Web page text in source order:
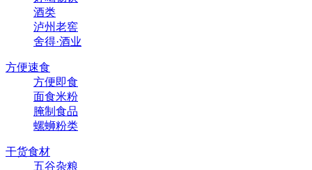
酒类
泸州老窖
舍得·酒业
方便速食
方便即食
面食米粉
腌制食品
螺蛳粉类
干货食材
五谷杂粮